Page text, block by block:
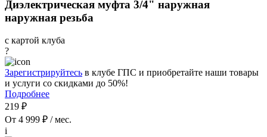
Диэлектрическая муфта 3/4" наружная
наружная резьба
с картой клуба
?
Зарегистрируйтесь в клубе ГПС и приобретайте наши товары
и услуги со скидками до 50%!
Подробнее
219 ₽
От 4 999 ₽ / мес.
i